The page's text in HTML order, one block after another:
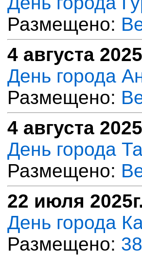
Размещено:
4 августа
День города
Размещено:
4 августа
День города
Размещено:
22 июля
День города
Размещено: